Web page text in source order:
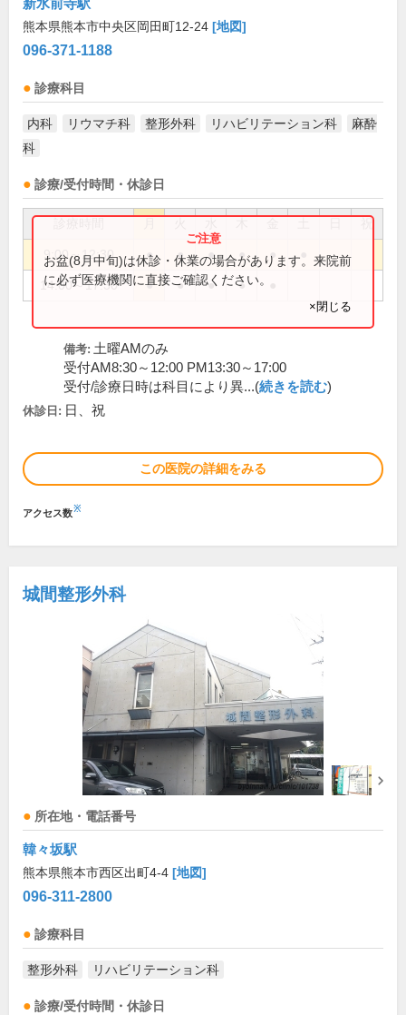
新水前寺駅
熊本県熊本市中央区岡田町12-24 [地図]
096-371-1188
診療科目
内科 リウマチ科 整形外科 リハビリテーション科
麻酔
科
診療/受付時間・休診日
祝
9:00～12:30 ● ● ● ● ●
14:00～17:30 ● ● ● ●
お盆(8月中旬)は休診・休業の場合があります。来院前
に必ず医療機関に直接ご確認ください。
×閉じる
備考: 土曜AMのみ
受付AM8:30～12:00 PM13:30～17:00
受付/診療日時は科目により異...(続きを読む)
休診日: 日、祝
この医院の詳細をみる
アクセス数※
城間整形外科
所在地・電話番号
韓々坂駅
熊本県熊本市西区出町4-4 [地図]
096-311-2800
診療科目
整形外科 リハビリテーション科
診療/受付時間・休診日